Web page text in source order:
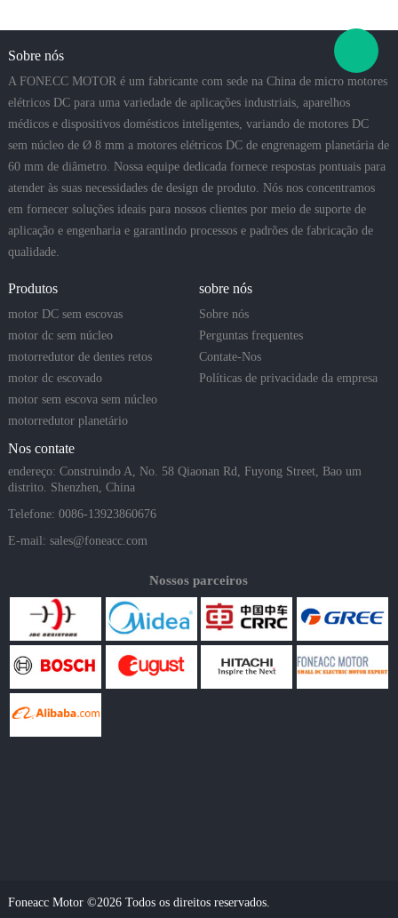
Sobre nós
A FONECC MOTOR é um fabricante com sede na China de micro motores
elétricos DC para uma variedade de aplicações industriais, aparelhos
médicos e dispositivos domésticos inteligentes, variando de motores DC
sem núcleo de Ø 8 mm a motores elétricos DC de engrenagem planetária de
60 mm de diâmetro. Nossa equipe dedicada fornece respostas pontuais para
atender às suas necessidades de design de produto. Nós nos concentramos
em fornecer soluções ideais para nossos clientes por meio de suporte de
aplicação e engenharia e garantindo processos e padrões de fabricação de
qualidade.
Produtos
motor DC sem escovas
motor dc sem núcleo
motorredutor de dentes retos
motor dc escovado
motor sem escova sem núcleo
motorredutor planetário
sobre nós
Sobre nós
Perguntas frequentes
Contate-Nos
Políticas de privacidade da empresa
Nos contate
endereço: Construindo A, No. 58 Qiaonan Rd, Fuyong Street, Bao um
distrito. Shenzhen, China
Telefone: 0086-13923860676
E-mail: sales@foneacc.com
Nossos parceiros
Foneacc Motor ©2026 Todos os direitos reservados.